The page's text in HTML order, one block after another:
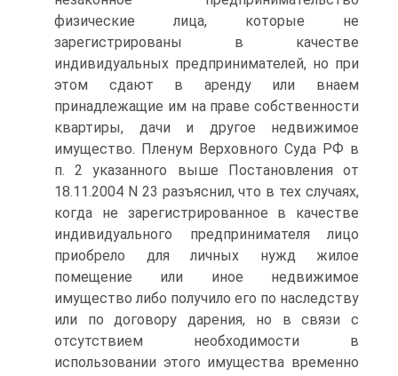
физические лица, которые не
зарегистрированы в качестве
индивидуальных предпринимателей, но при
этом сдают в аренду или внаем
принадлежащие им на праве собственности
квартиры, дачи и другое недвижимое
имущество. Пленум Верховного Суда РФ в
п. 2 указанного выше Постановления от
18.11.2004 N 23 разъяснил, что в тех случаях,
когда не зарегистрированное в качестве
индивидуального предпринимателя лицо
приобрело для личных нужд жилое
помещение или иное недвижимое
имущество либо получило его по наследству
или по договору дарения, но в связи с
отсутствием необходимости в
использовании этого имущества временно